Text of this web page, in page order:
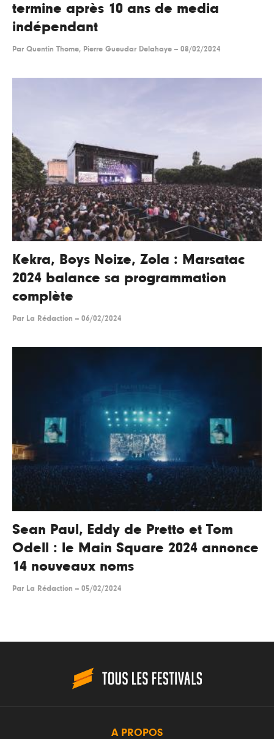
termine après 10 ans de media
indépendant
Par Quentin Thome, Pierre Gueudar Delahaye -- 08/02/2024
Kekra, Boys Noize, Zola : Marsatac
2024 balance sa programmation
complète
Par La Rédaction -- 06/02/2024
Sean Paul, Eddy de Pretto et Tom
Odell : le Main Square 2024 annonce
14 nouveaux noms
Par La Rédaction -- 05/02/2024
A PROPOS